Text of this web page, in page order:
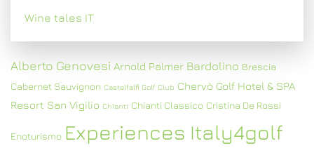
Wine tales IT
Alberto Genovesi Arnold Palmer Bardolino Brescia
Cabernet Sauvignon Castelfalfi Golf Club Chervò Golf Hotel & SPA
Resort San Vigilio Chianti Chianti Classico Cristina De Rossi
Enoturismo Experiences Italy4golf